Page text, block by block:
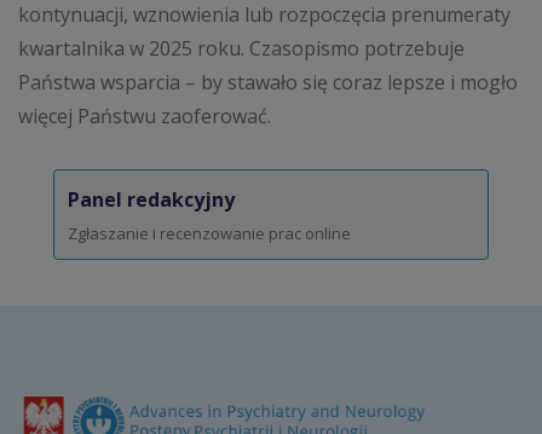
kontynuacji, wznowienia lub rozpoczęcia prenumeraty
kwartalnika w 2025 roku. Czasopismo potrzebuje
Państwa wsparcia – by stawało się coraz lepsze i mogło
więcej Państwu zaoferować.
Panel redakcyjny
Zgłaszanie i recenzowanie prac online